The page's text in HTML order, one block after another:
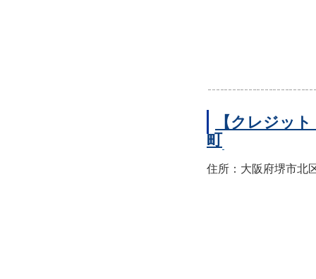
【クレジッ
町
住所：大阪府堺市北